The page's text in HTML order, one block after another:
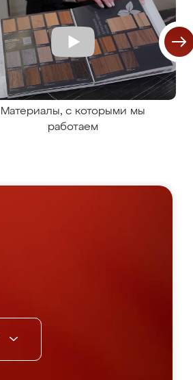
Материалы, с которыми мы
работаем